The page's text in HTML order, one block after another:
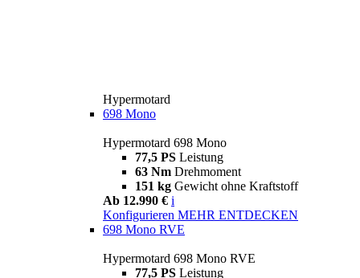
Hypermotard
698 Mono
Hypermotard 698 Mono
77,5 PS Leistung
63 Nm Drehmoment
151 kg Gewicht ohne Kraftstoff
Ab 12.990 € i
Konfigurieren MEHR ENTDECKEN
698 Mono RVE
Hypermotard 698 Mono RVE
77,5 PS Leistung